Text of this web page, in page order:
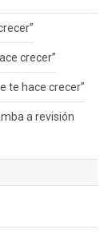
crecer”
te hace crecer”
a revisión